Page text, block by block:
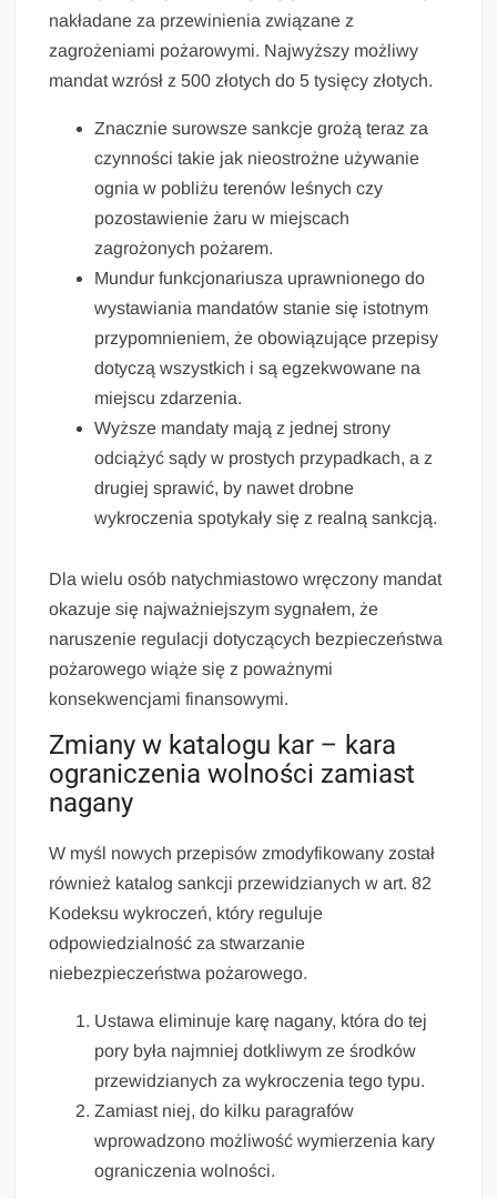
nakładane za przewinienia związane z
zagrożeniami pożarowymi. Najwyższy możliwy
mandat wzrósł z 500 złotych do 5 tysięcy złotych.
Znacznie surowsze sankcje grożą teraz za
czynności takie jak nieostrożne używanie
ognia w pobliżu terenów leśnych czy
pozostawienie żaru w miejscach
zagrożonych pożarem.
Mundur funkcjonariusza uprawnionego do
wystawiania mandatów stanie się istotnym
przypomnieniem, że obowiązujące przepisy
dotyczą wszystkich i są egzekwowane na
miejscu zdarzenia.
Wyższe mandaty mają z jednej strony
odciążyć sądy w prostych przypadkach, a z
drugiej sprawić, by nawet drobne
wykroczenia spotykały się z realną sankcją.
Dla wielu osób natychmiastowo wręczony mandat
okazuje się najważniejszym sygnałem, że
naruszenie regulacji dotyczących bezpieczeństwa
pożarowego wiąże się z poważnymi
konsekwencjami finansowymi.
Zmiany w katalogu kar – kara
ograniczenia wolności zamiast
nagany
W myśl nowych przepisów zmodyfikowany został
również katalog sankcji przewidzianych w art. 82
Kodeksu wykroczeń, który reguluje
odpowiedzialność za stwarzanie
niebezpieczeństwa pożarowego.
Ustawa eliminuje karę nagany, która do tej
pory była najmniej dotkliwym ze środków
przewidzianych za wykroczenia tego typu.
Zamiast niej, do kilku paragrafów
wprowadzono możliwość wymierzenia kary
ograniczenia wolności.